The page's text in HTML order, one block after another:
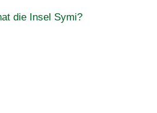
die Insel Symi?